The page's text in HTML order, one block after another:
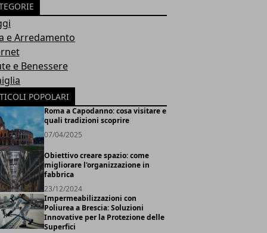
e Arredamento
e Benessere
POPOLARI
Roma a Capodanno: cosa visitare e
quali tradizioni scoprire
07/04/2025
Obiettivo creare spazio: come
migliorare l'organizzazione in
fabbrica
23/12/2024
Impermeabilizzazioni con
Poliurea a Brescia: Soluzioni
Innovative per la Protezione delle
Superfici